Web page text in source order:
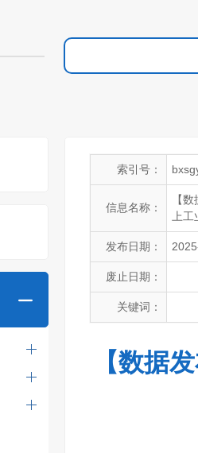
索引号：
信息名称：
【
上
发布日期：
废止日期：
关键词：
【数据